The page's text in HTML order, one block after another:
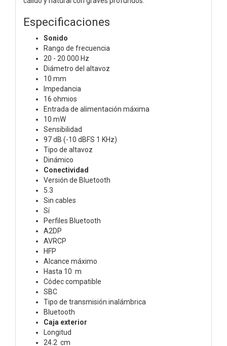
Especificaciones
Sonido
Rango de frecuencia
20 - 20 000 Hz
Diámetro del altavoz
10 mm
Impedancia
16 ohmios
Entrada de alimentación máxima
10 mW
Sensibilidad
97 dB (-10 dBFS 1 KHz)
Tipo de altavoz
Dinámico
Conectividad
Versión de Bluetooth
5.3
Sin cables
Sí
Perfiles Bluetooth
A2DP
AVRCP
HFP
Alcance máximo
Hasta 10 m
Códec compatible
SBC
Tipo de transmisión inalámbrica
Bluetooth
Caja exterior
Longitud
24.2 cm